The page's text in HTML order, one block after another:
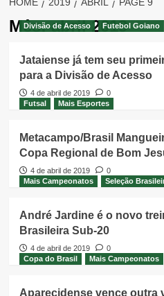
HOME 2019 ABRIL PAGE 9
Mês:abril 2019
Divisão de Acesso Futebol Goiano
Jataiense já tem seu
para a Divisão de Acesso
4 de abril de 2019
0
Futsal
Mais Esportes
Metacampo/Brasil
Copa Regional de Bom
4 de abril de 2019
0
Mais Campeonatos
Seleção
André Jardine é o novo
Brasileira Sub-20
4 de abril de 2019
0
Copa do Brasil
Mais Campeonatos
Aparecidense vence outra